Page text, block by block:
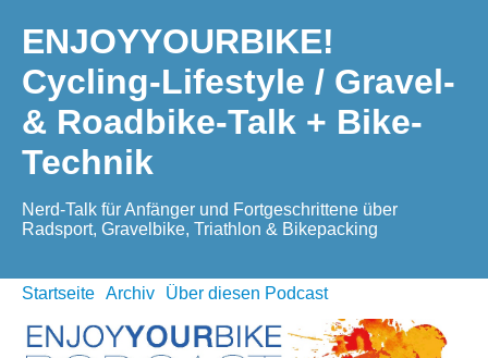
ENJOYYOURBIKE!
Cycling-Lifestyle / Gravel-
& Roadbike-Talk + Bike-
Technik
Nerd-Talk für Anfänger und Fortgeschrittene über
Radsport, Gravelbike, Triathlon & Bikepacking
Startseite Archiv Über diesen Podcast